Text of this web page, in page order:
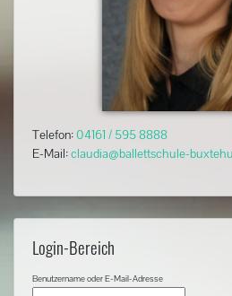
Telefon:04161 / 595 8888
E-Mail:claudia@ballettschule-
Login-Bereich
Benutzername oder E-Mail-Adresse